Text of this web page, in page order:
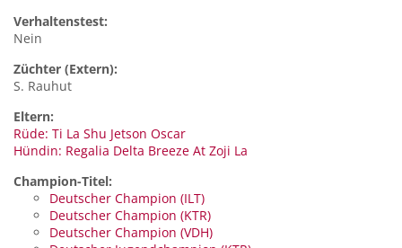
Verhaltenstest:
Nein
Züchter (Extern):
S. Rauhut
Eltern:
Rüde: Ti La Shu Jetson Oscar
Hündin: Regalia Delta Breeze At Zoji La
Champion-Titel:
Deutscher Champion (ILT)
Deutscher Champion (KTR)
Deutscher Champion (VDH)